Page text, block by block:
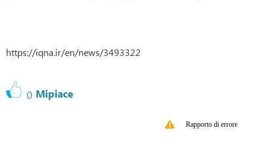
https://iqna.ir/en/news/3493322
0 Mipiace
Rapporto di errore